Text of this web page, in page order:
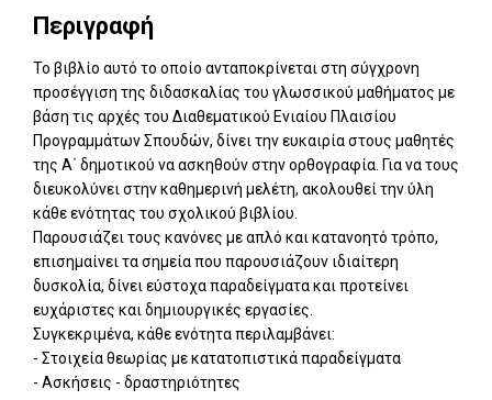
Περιγραφή
Το βιβλίο αυτό το οποίο ανταποκρίνεται στη σύγχρονη
προσέγγιση της διδασκαλίας του γλωσσικού μαθήματος με
βάση τις αρχές του Διαθεματικού Ενιαίου Πλαισίου
Προγραμμάτων Σπουδών, δίνει την ευκαιρία στους μαθητές
της Α΄ δημοτικού να ασκηθούν στην ορθογραφία. Για να τους
διευκολύνει στην καθημερινή μελέτη, ακολουθεί την ύλη
κάθε ενότητας του σχολικού βιβλίου.
Παρουσιάζει τους κανόνες με απλό και κατανοητό τρόπο,
επισημαίνει τα σημεία που παρουσιάζουν ιδιαίτερη
δυσκολία, δίνει εύστοχα παραδείγματα και προτείνει
ευχάριστες και δημιουργικές εργασίες.
Συγκεκριμένα, κάθε ενότητα περιλαμβάνει:
- Στοιχεία θεωρίας με κατατοπιστικά παραδείγματα
- Ασκήσεις - δραστηριότητες